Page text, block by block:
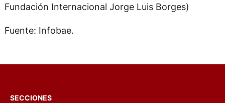
Fundación Internacional Jorge Luis Borges)
Fuente: Infobae.
SECCIONES